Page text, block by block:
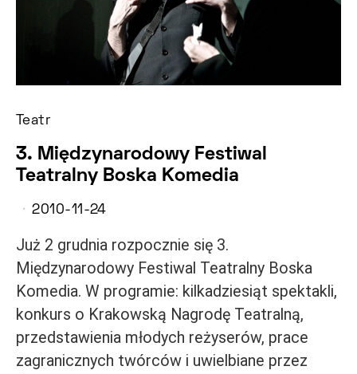
Teatr
3. Międzynarodowy Festiwal
Teatralny Boska Komedia
2010-11-24
Już 2 grudnia rozpocznie się 3.
Międzynarodowy Festiwal Teatralny Boska
Komedia. W programie: kilkadziesiąt spektakli,
konkurs o Krakowską Nagrodę Teatralną,
przedstawienia młodych reżyserów, prace
zagranicznych twórców i uwielbiane przez